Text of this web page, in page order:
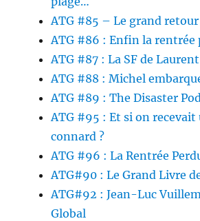
ATG #85 – Le grand
ATG #86 : Enfin la rentrée
ATG #87 : La SF de
ATG #88 : Michel
ATG #89 : The Disaster
ATG #95 : Et si on
connard ?
ATG #96 : La Rentrée
ATG#90 : Le Grand Livre
ATG#92 : Jean-Luc
Global